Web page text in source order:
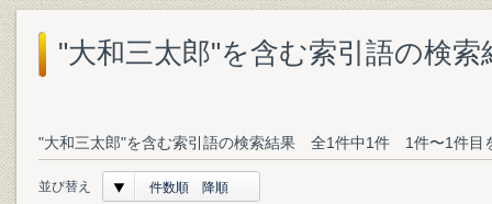
"大和三太郎"を含む索引語の検索
"大和三太郎"を含む索引語の検索結果 全1件中1件 1件〜1件目
並び替え 件数順 降順